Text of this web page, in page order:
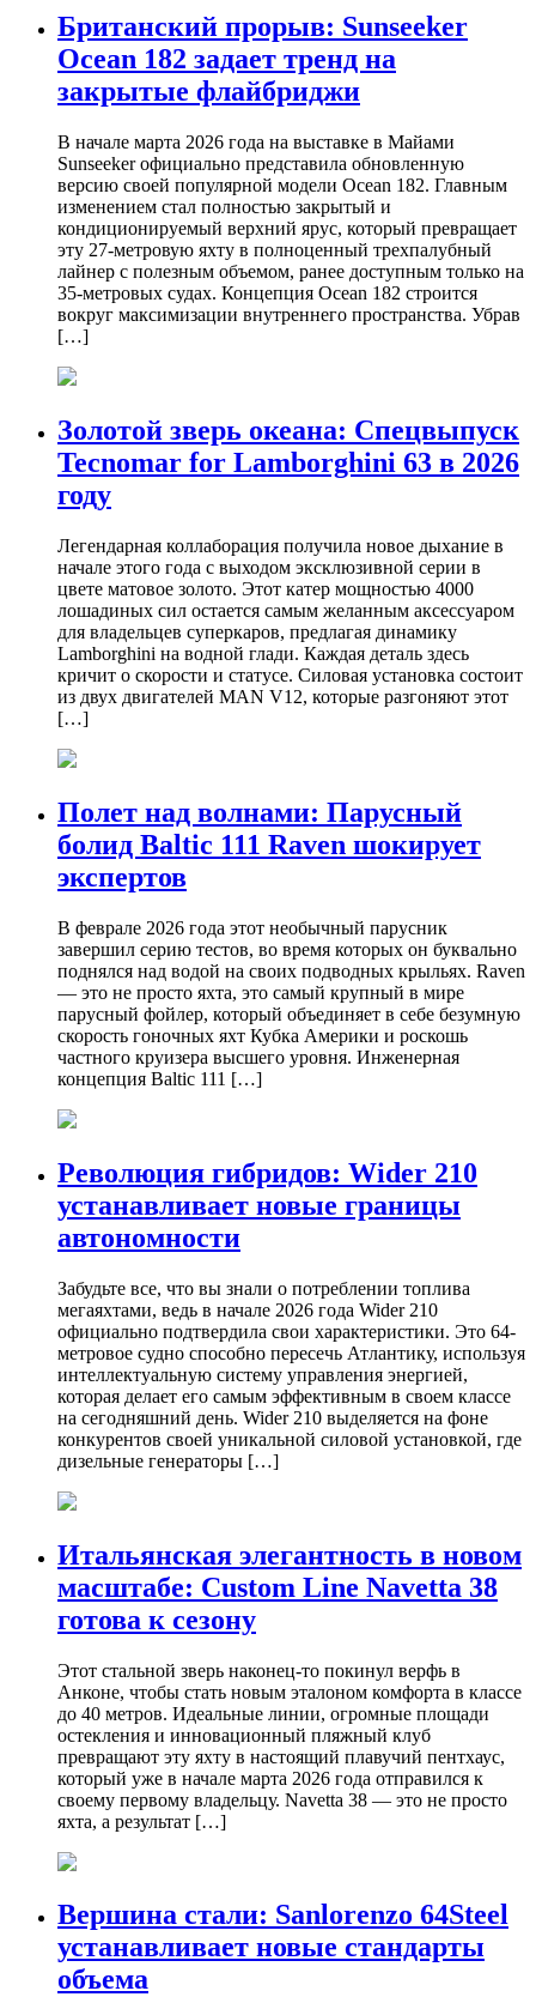
Британский прорыв: Sunseeker
Ocean 182 задает тренд на
закрытые флайбриджи
В начале марта 2026 года на выставке в Майами
Sunseeker официально представила обновленную
версию своей популярной модели Ocean 182. Главным
изменением стал полностью закрытый и
кондиционируемый верхний ярус, который превращает
эту 27-метровую яхту в полноценный трехпалубный
лайнер с полезным объемом, ранее доступным только на
35-метровых судах. Концепция Ocean 182 строится
вокруг максимизации внутреннего пространства. Убрав
[…]
Золотой зверь океана: Спецвыпуск
Tecnomar for Lamborghini 63 в 2026
году
Легендарная коллаборация получила новое дыхание в
начале этого года с выходом эксклюзивной серии в
цвете матовое золото. Этот катер мощностью 4000
лошадиных сил остается самым желанным аксессуаром
для владельцев суперкаров, предлагая динамику
Lamborghini на водной глади. Каждая деталь здесь
кричит о скорости и статусе. Силовая установка состоит
из двух двигателей MAN V12, которые разгоняют этот
[…]
Полет над волнами: Парусный
болид Baltic 111 Raven шокирует
экспертов
В феврале 2026 года этот необычный парусник
завершил серию тестов, во время которых он буквально
поднялся над водой на своих подводных крыльях. Raven
— это не просто яхта, это самый крупный в мире
парусный фойлер, который объединяет в себе безумную
скорость гоночных яхт Кубка Америки и роскошь
частного круизера высшего уровня. Инженерная
концепция Baltic 111 […]
Революция гибридов: Wider 210
устанавливает новые границы
автономности
Забудьте все, что вы знали о потреблении топлива
мегаяхтами, ведь в начале 2026 года Wider 210
официально подтвердила свои характеристики. Это 64-
метровое судно способно пересечь Атлантику, используя
интеллектуальную систему управления энергией,
которая делает его самым эффективным в своем классе
на сегодняшний день. Wider 210 выделяется на фоне
конкурентов своей уникальной силовой установкой, где
дизельные генераторы […]
Итальянская элегантность в новом
масштабе: Custom Line Navetta 38
готова к сезону
Этот стальной зверь наконец-то покинул верфь в
Анконе, чтобы стать новым эталоном комфорта в классе
до 40 метров. Идеальные линии, огромные площади
остекления и инновационный пляжный клуб
превращают эту яхту в настоящий плавучий пентхаус,
который уже в начале марта 2026 года отправился к
своему первому владельцу. Navetta 38 — это не просто
яхта, а результат […]
Вершина стали: Sanlorenzo 64Steel
устанавливает новые стандарты
объема